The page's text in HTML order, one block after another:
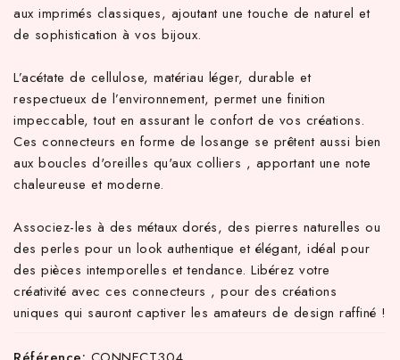
aux imprimés classiques, ajoutant une touche de naturel et
de sophistication à vos bijoux.
L’acétate de cellulose, matériau léger, durable et
respectueux de l’environnement, permet une finition
impeccable, tout en assurant le confort de vos créations.
Ces connecteurs en forme de losange se prêtent aussi bien
aux boucles d'oreilles qu'aux colliers , apportant une note
chaleureuse et moderne.
Associez-les à des métaux dorés, des pierres naturelles ou
des perles pour un look authentique et élégant, idéal pour
des pièces intemporelles et tendance. Libérez votre
créativité avec ces connecteurs , pour des créations
uniques qui sauront captiver les amateurs de design raffiné !